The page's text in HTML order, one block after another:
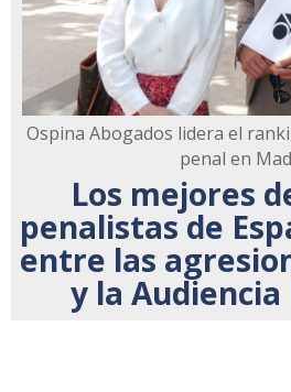
Ospina Abogados lidera el
penal en
Los mejores
penalistas de
entre las
y la